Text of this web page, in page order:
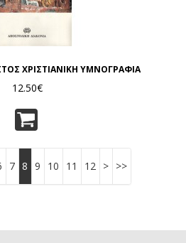
ΧΡΙΣΤΙΑΝΙΚΗ ΥΜΝΟΓΡΑΦΙΑ
12.50€
7 8 9 10 11 12 > >>